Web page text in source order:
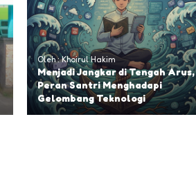
Oleh : Khoirul Hakim
Menjadi Jangkar di Tengah Arus,
Peran Santri Menghadapi
Gelombang Teknologi